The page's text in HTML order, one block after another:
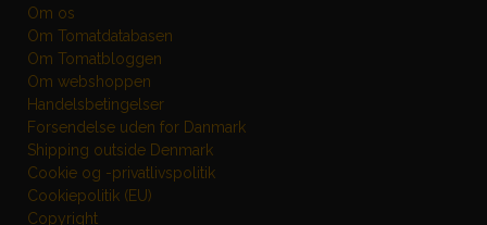
Om os
Om Tomatdatabasen
Om Tomatbloggen
Om webshoppen
Handelsbetingelser
Forsendelse uden for Danmark
Shipping outside Denmark
Cookie og -privatlivspolitik
Cookiepolitik (EU)
Copyright